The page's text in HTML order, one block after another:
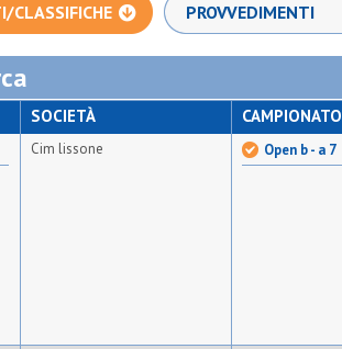
CLASSIFICHE PROVVEDIMENTI
SOCIETÀ
Cim lissone
CAMPIONATO
Open b - a 7